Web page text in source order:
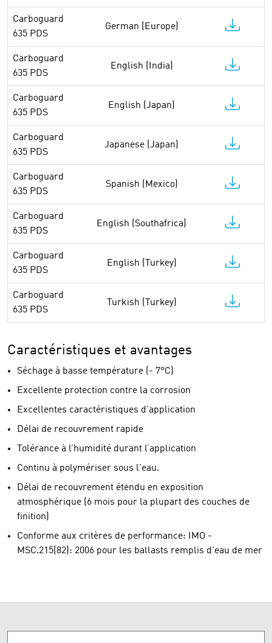
Carboguard
635 PDS
German (Europe)
Carboguard
635 PDS
English (India)
Carboguard
635 PDS
English (Japan)
Carboguard
635 PDS
Japanese (Japan)
Carboguard
635 PDS
Spanish (Mexico)
Carboguard
635 PDS
English (Southafrica)
Carboguard
635 PDS
English (Turkey)
Carboguard
635 PDS
Turkish (Turkey)
Caractéristiques et avantages
Séchage à basse température (- 7°C)
Excellente protection contre la corrosion
Excellentes caractéristiques d'application
Délai de recouvrement rapide
Tolérance à l’humidité durant l’application
Continu à polymériser sous l'eau.
Délai de recouvrement étendu en exposition
atmosphérique (6 mois pour la plupart des couches de
finition)
Conforme aux critères de performance: IMO -
MSC.215(82): 2006 pour les ballasts remplis d'eau de mer